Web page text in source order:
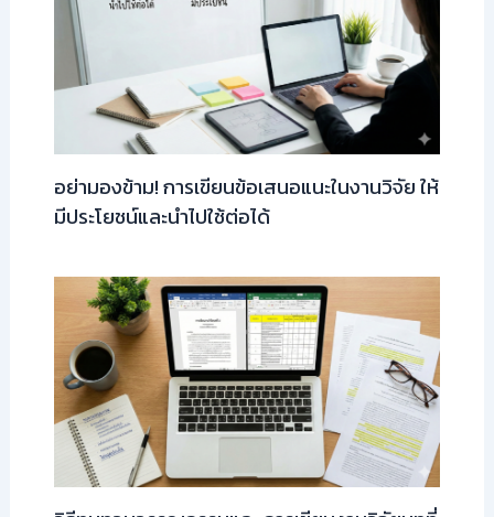
อย่ามองข้าม! การเขียนข้อเสนอแนะในงานวิจัย ให้
มีประโยชน์และนำไปใช้ต่อได้